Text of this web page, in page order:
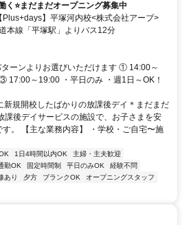
く⭐まだまだオープニング募集中
】平塚河内校<株式会社アーブ>
本線「平塚駅」よりバス12分
ーンよりお選びいただけます ① 14:00～
～19:00 ・平日のみ ・週1日～OK！
新規開校したばかりの放課後デイ＊まだまだ
課後デイサービスの施設で、お子さまを安
。 【主な業務内容】 ・学校・ご自宅〜施
1日4時間以内OK
主婦・主夫歓迎
勤OK 固定時間制 平日のみOK
経験不問
あり 夕方 ブランクOK
オープニングスタッフ